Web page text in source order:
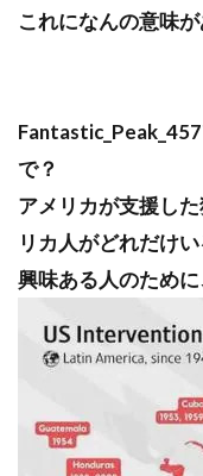
これになんの意味
で？
アメリカが支援し
リカ人がどれだけ
興味ある人のために